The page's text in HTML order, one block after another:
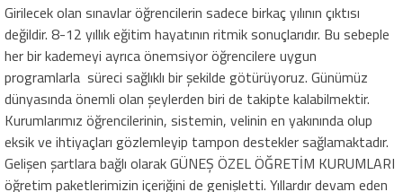
Girilecek olan sınavlar öğrencilerin sadece birkaç yılının çıktısı
değildir. 8-12 yıllık eğitim hayatının ritmik sonuçlarıdır. Bu sebeple
her bir kademeyi ayrıca önemsiyor öğrencilere uygun
programlarla süreci sağlıklı bir şekilde götürüyoruz. Günümüz
dünyasında önemli olan şeylerden biri de takipte kalabilmektir.
Kurumlarımız öğrencilerinin, sistemin, velinin en yakınında olup
eksik ve ihtiyaçları gözlemleyip tampon destekler sağlamaktadır.
Gelişen şartlara bağlı olarak GÜNEŞ ÖZEL ÖĞRETİM KURUMLARI
öğretim paketlerimizin içeriğini de genişletti. Yıllardır devam eden